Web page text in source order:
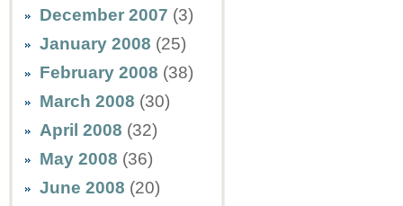
December 2007 (3)
January 2008 (25)
February 2008 (38)
March 2008 (30)
April 2008 (32)
May 2008 (36)
June 2008 (20)